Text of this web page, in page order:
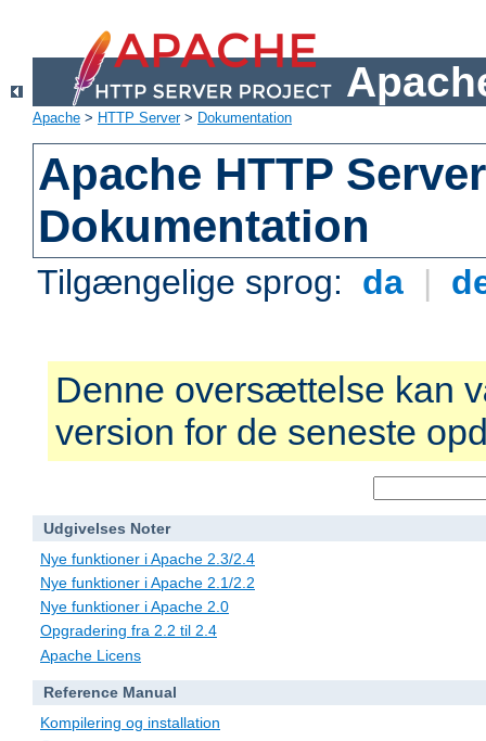
Apache > HTTP Server> Dokumentation
Apache HTTP
Dokumentation
Tilgængelige sprog: da |
Denne oversættelse kan
version for de seneste
Udgivelses Noter
Nye funktioner i Apache 2.3/2.4
Nye funktioner i Apache 2.1/2.2
Nye funktioner i Apache 2.0
Opgradering fra 2.2 til 2.4
Apache Licens
Reference Manual
Kompilering og installation